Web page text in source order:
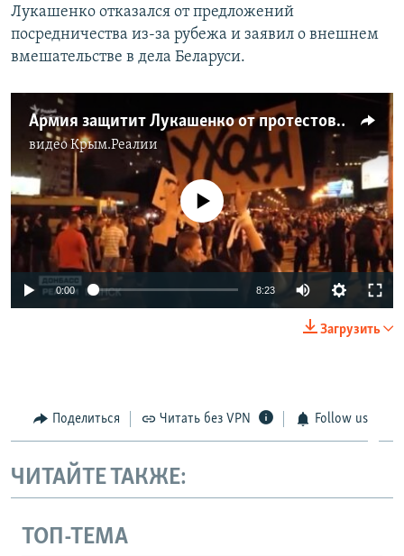
Лукашенко отказался от предложений
посредничества из-за рубежа и заявил о внешнем
вмешательстве в дела Беларуси.
Армия защитит Лукашенко от протестов? (видео)
видеоКрым.Реалии
720p 1080p
No media source currently available
0:00 8:23
240p
720p
1080p
Загрузить
Поделиться Читать без VPN Follow us
ЧИТАЙТЕ ТАКЖЕ:
ТОП-ТЕМА